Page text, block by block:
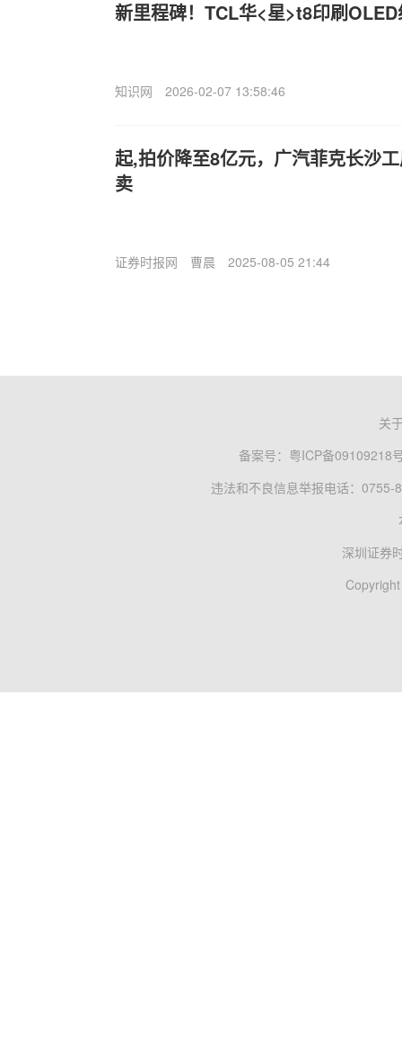
新里程碑！TCL华<星>t8印刷
知识网 2026-02-07 13:58:46
起,拍价降至8亿元，广汽菲克长沙
卖
证券时报网 曹晨 2025-08-05 21:44
关
备案号： 粤ICP备09109218
违法和不良信息举报电话：0755-
深圳证券